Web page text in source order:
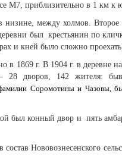
М7, приблизительно в 1 км к
низине, между холмов.
был крестьянин по
и кней было сложно
в 1869 г. В 1904 г. в деревне
дворов, 142 жителя:
Соромотины и Чазовы,
был конный двор и пять
Нововознесенского